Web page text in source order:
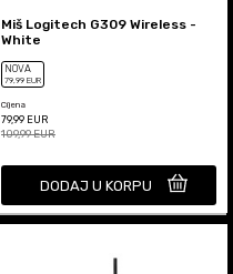
Miš Logitech G309 Wireless -
White
NOVA
79,99 EUR
Cijena
79,99 EUR
109,99EUR
DODAJ U KORPU